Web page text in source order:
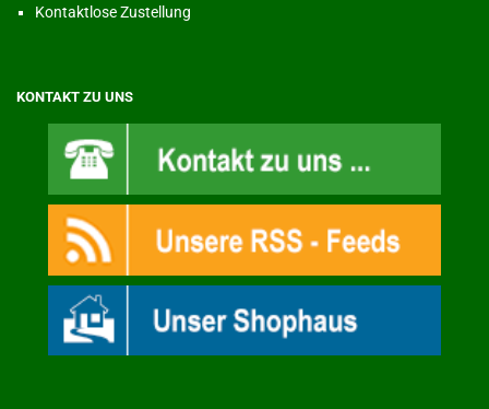
Kontaktlose Zustellung
KONTAKT ZU UNS